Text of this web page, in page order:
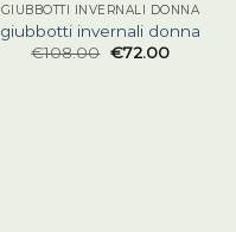
GIUBBOTTI INVERNALI DONNA
giubbotti invernali donna
€108.00 €72.00